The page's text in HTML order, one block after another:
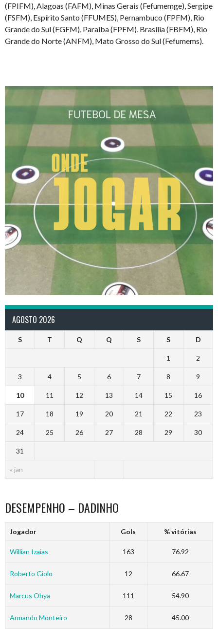
(FPIFM), Alagoas (FAFM), Minas Gerais (Fefumemge), Sergipe
(FSFM), Espírito Santo (FFUMES), Pernambuco (FPFM), Rio
Grande do Sul (FGFM), Paraíba (FPFM), Brasília (FBFM), Rio
Grande do Norte (ANFM), Mato Grosso do Sul (Fefumems).
AGOSTO 2026
S T Q Q S S D
« jan
1 2
3 4 5 6 7 8 9
10 11 12 13 14 15 16
17 18 19 20 21 22 23
24 25 26 27 28 29 30
31
DESEMPENHO – DADINHO
Jogador Gols % vitórias
Willian Izaias 163 76.92
Roberto Giolo 12 66.67
Marcus Ohya 111 54.90
Armando Monteiro 28 45.00